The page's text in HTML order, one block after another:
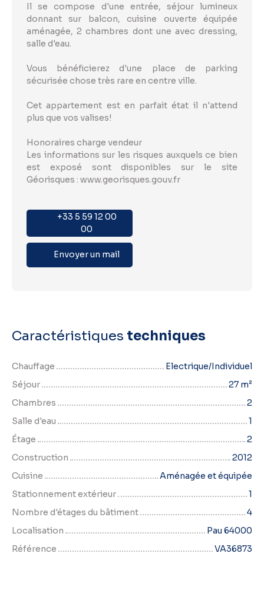
Il se compose d'une entrée, séjour lumineux
donnant sur balcon, cuisine ouverte équipée
aménagée, 2 chambres dont une avec dressing,
salle d'eau.
Vous bénéficierez d'une place de parking
sécurisée chose très rare en centre ville.
Cet appartement est en parfait état il n'attend
plus que vos valises!
Honoraires charge vendeur
Les informations sur les risques auxquels ce bien
est exposé sont disponibles sur le site
Géorisques : www.georisques.gouv.fr
+33 5 59 12 00
00
Envoyer un mail
Caractéristiques techniques
Chauffage
Electrique/Individuel
Séjour
27 m²
Chambres
2
Salle d'eau
1
Étage
2
Construction
2012
Cuisine
Aménagée et équipée
Stationnement extérieur
1
Nombre d'étages du bâtiment
4
Localisation
Pau 64000
Référence
VA36873